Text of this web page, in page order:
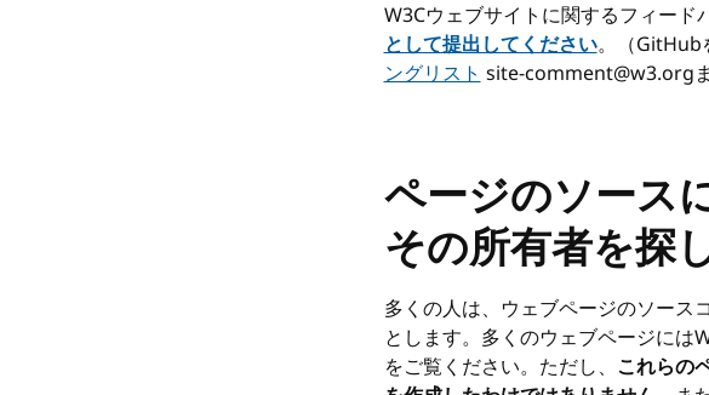
W3Cウェブサイトに関するフィード
として提出してください。（GitHub
ングリストsite-comment@w3.org
ページのソース
その所有者を探
多くの人は、ウェブページのソース
とします。多くのウェブページには
をご覧ください。ただし、 これらの